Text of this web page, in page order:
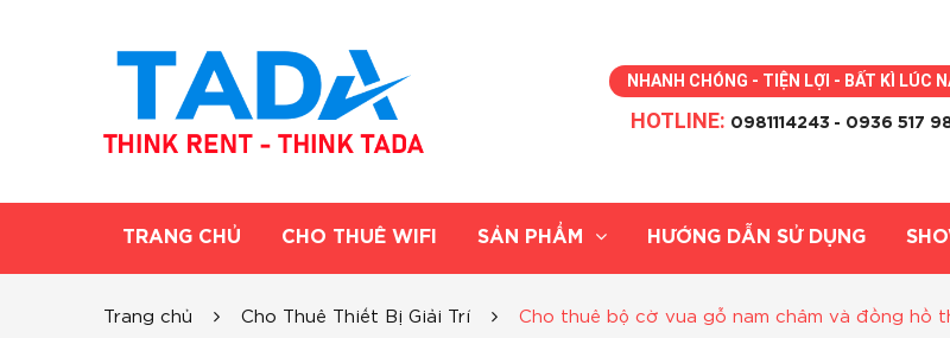
NHANH CHÓNG - TIỆN LỢI - BẤT KÌ LÚC
HOTLINE: 0981114243 - 0936 517
TRANG CHỦ CHO THUÊ WIFI SẢN PHẨM HƯỚNG DẪN SỬ DỤNG
Trang chủ Cho Thuê Thiết Bị Giải Trí Cho thuê bộ cờ vua gỗ nam châm và đồng hồ